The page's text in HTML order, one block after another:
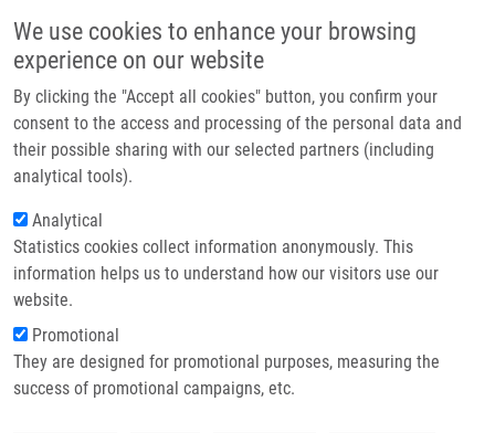
We use cookies to enhance your browsing
experience on our website
By clicking the "Accept all cookies" button, you confirm your
consent to the access and processing of the personal data and
their possible sharing with our selected partners (including
analytical tools).
Analytical
Statistics cookies collect information anonymously. This
information helps us to understand how our visitors use our
website.
Promotional
They are designed for promotional purposes, measuring the
success of promotional campaigns, etc.
Header image
Drobečková navigace
Domů
The Anti-inflammatory Effects Of Inhaled Corticosteroids Versus Anti-
leukotrienes On The Lymphocyte P-glycoprotein (PGP) Expression In